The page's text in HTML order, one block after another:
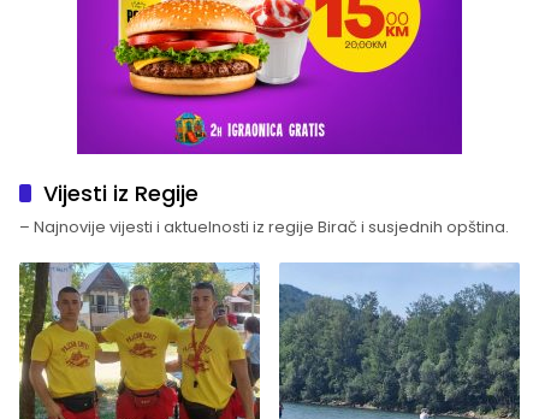
Vijesti iz Regije
– Najnovije vijesti i aktuelnosti iz regije Birač i susjednih opština.